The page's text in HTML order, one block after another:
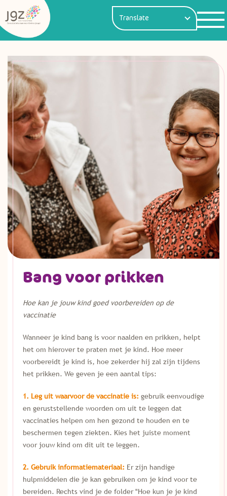
Bang voor prikken
Hoe kan je jouw kind goed voorbereiden op de
vaccinatie
Wanneer je kind bang is voor naalden en prikken, helpt
het om hierover te praten met je kind. Hoe meer
voorbereidt je kind is, hoe zekerder hij zal zijn tijdens
het prikken. We geven je een aantal tips:
1. Leg uit waarvoor de vaccinatie is: gebruik eenvoudige
en geruststellende woorden om uit te leggen dat
vaccinaties helpen om hen gezond te houden en te
beschermen tegen ziekten. Kies het juiste moment
voor jouw kind om dit uit te leggen.
2. Gebruik informatiemateriaal: Er zijn handige
hulpmiddelen die je kan gebruiken om je kind voor te
bereiden. Rechts vind je de folder "Hoe kun je je kind